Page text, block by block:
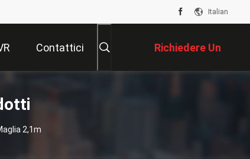
Italian
Contattici Richiedere Un
Preventivo
2,1m